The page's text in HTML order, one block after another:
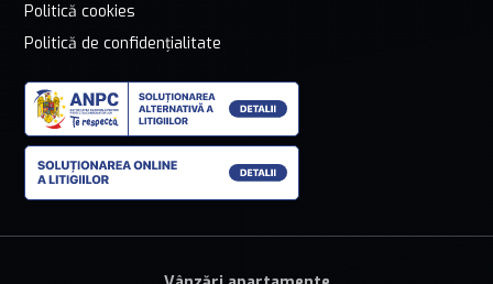
Politică cookies
Politică de confidențialitate